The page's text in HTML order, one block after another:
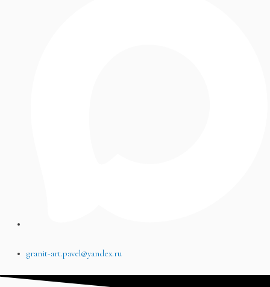
granit-art.pavel@yandex.ru